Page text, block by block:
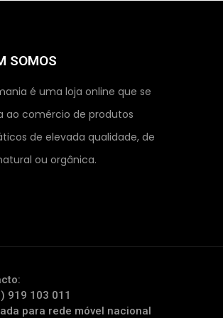
SOMOS
é uma loja online que se
ao comércio de produtos
de elevada qualidade, de
ou orgânica.
919 103 011
para rede móvel nacional